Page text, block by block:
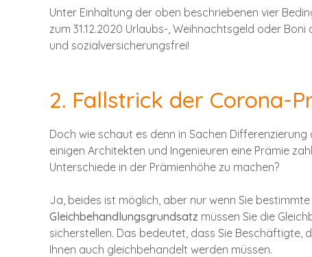
Unter Einhaltung der oben beschriebenen vier
zum 31.12.2020 Urlaubs-, Weihnachtsgeld oder
und sozialversicherungsfrei!
2. Fallstrick der Corona-
Doch wie schaut es denn in Sachen
einigen Architekten und Ingenieuren eine Prämie
Unterschiede in der Prämienhöhe zu machen?
Ja, beides ist möglich, aber nur wenn Sie
Gleichbehandlungsgrundsatz müssen Sie die
sicherstellen. Das bedeutet, dass Sie Beschäftigte,
Ihnen auch gleichbehandelt werden müssen.